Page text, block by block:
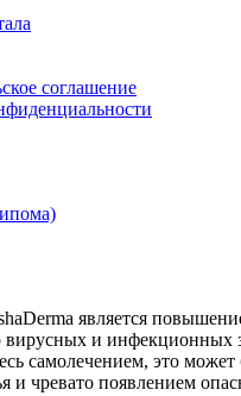
соглашение
является
вирусных и инфекционных
самолечением, это может
и чревато появлением